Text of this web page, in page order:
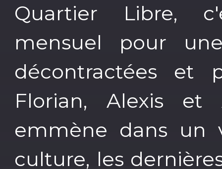
Quartier Libre,
mensuel pour
décontractées et
Florian, Alexis et
emmène dans un
culture, les